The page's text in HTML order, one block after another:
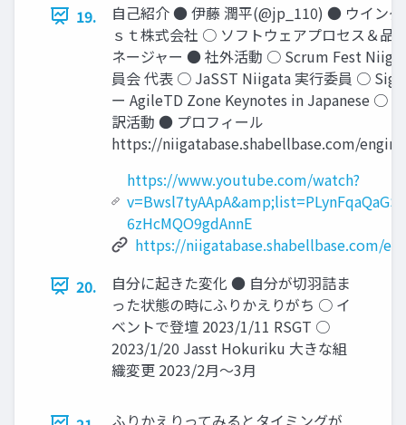
19.
自己紹介 ● 伊藤 潤平(@jp_110) ● ウイング
ｓｔ株式会社 ○ ソフトウェアプロセス＆品
ネージャー ● 社外活動 ○ Scrum Fest
員会 代表 ○ JaSST Niigata 実行委員 ○
ー AgileTD Zone Keynotes in Japanese ○
訳活動 ● プロフィール
https://niigatabase.shabellbase.com/
https://www.youtube.com/watch?
6zHcMQO9gdAnnE
https://niigatabase.shabellbase.com/
20.
自分に起きた変化 ● 自分が切羽詰ま
った状態の時にふりかえりがち ○ イ
ベントで登壇 2023/1/11 RSGT ○
2023/1/20 Jasst Hokuriku 大きな組
織変更 2023/2月～3月
ふりかえりってみるとタイミングが